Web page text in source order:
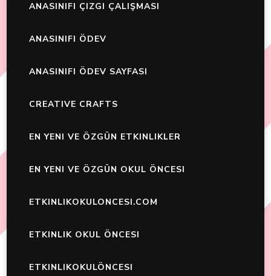
ANASINIFI ÇIZGI ÇALIŞMASI
ANASINIFI ÖDEV
ANASINIFI ÖDEV SAYFASI
CREATIVE CRAFTS
EN YENI VE ÖZGÜN ETKINLIKLER
EN YENI VE ÖZGÜN OKUL ÖNCESI
ETKINLIKOKULONCESI.COM
ETKINLIK OKUL ÖNCESI
ETKINLIKOKULÖNCESI